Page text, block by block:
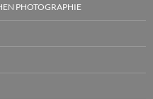
PHOTOGRAPHIE